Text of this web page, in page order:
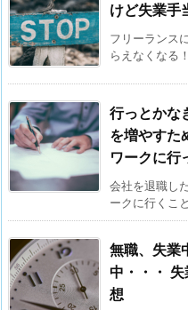
けど失業手
フリーランス
らえなくなる
行っとかな
を増やすた
ワークに行
会社を退職し
ークに行くこ
無職、失業
中・・・
想